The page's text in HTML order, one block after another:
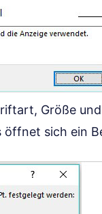
Größe
öffnet sich ein